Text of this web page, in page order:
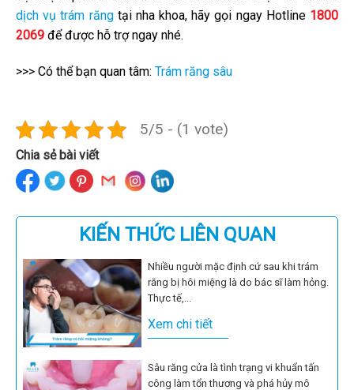
dịch vụ trám răngtại nha khoa, hãy gọi ngay Hotline 1800
2069 để được hỗ trợ ngay nhé.
>>> Có thể bạn quan tâm: Trám răng sâu
5/5 - (1 vote)
Chia sẻ bài viết
KIẾN THỨC LIÊN QUAN
Nhiều người mặc định cứ sau khi trám
răng bị hôi miệng là do bác sĩ làm hỏng.
Thực tế,...
Xem chi tiết
Sâu răng cửa là tình trạng vi khuẩn tấn
công làm tổn thương và phá hủy mô